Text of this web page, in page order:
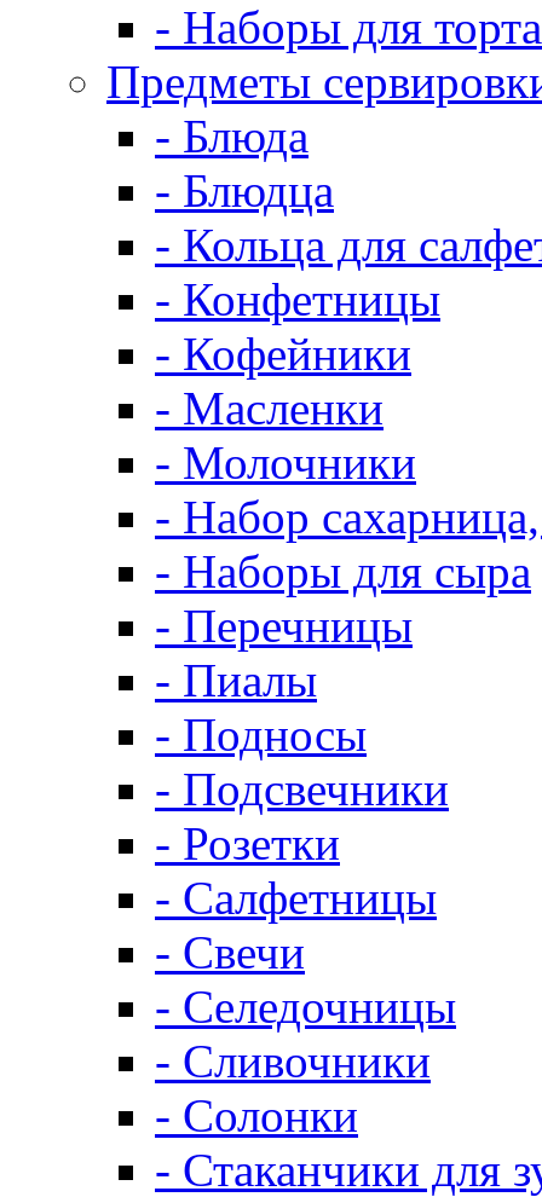
- Наборы для торта
Предметы
- Блюда
- Блюдца
- Кольца для
- Конфетницы
- Кофейники
- Масленки
- Молочники
- Набор
- Наборы для сыра
- Перечницы
- Пиалы
- Подносы
- Подсвечники
- Розетки
- Салфетницы
- Свечи
- Селедочницы
- Сливочники
- Солонки
- Стаканчики для